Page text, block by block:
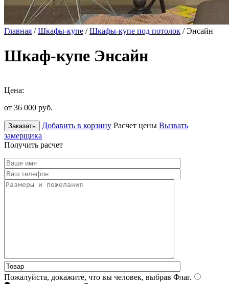
Главная /Шкафы-купе /Шкафы-купе под потолок / Энсайн
Шкаф-купе Энсайн
Цена:
от 36 000 руб.
Заказать Добавить в корзину Расчет цены Вызвать
замерщика
Получить расчет
Пожалуйста, докажите, что вы человек, выбрав Флаг.